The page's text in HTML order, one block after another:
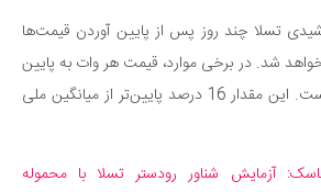
تسلا چند روز پس از پایین آوردن قیمت‌ها
شد. در برخی موارد، قیمت هر وات به پایین
1.75 دلار کاهش یافته است. این مقدار 16 درصد پایین‌تر از میانگین ملی
آزمایش شناور رودستر تسلا با محموله